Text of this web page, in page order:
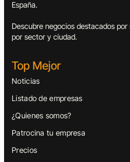
España.
Descubre negocios destacados
por sector y ciudad.
Top Mejor
Noticias
Listado de empresas
¿Quienes somos?
Patrocina tu empresa
Precios